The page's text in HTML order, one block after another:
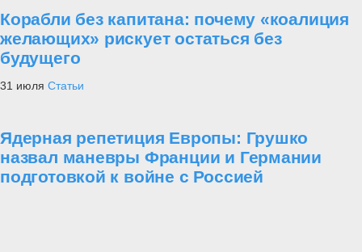
Корабли без капитана: почему «коалиция
желающих» рискует остаться без
будущего
31 июля Статьи
Ядерная репетиция Европы: Грушко
назвал маневры Франции и Германии
подготовкой к войне с Россией